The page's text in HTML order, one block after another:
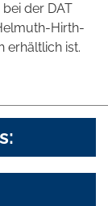
der DAT
Hirth-
erhältlich ist.